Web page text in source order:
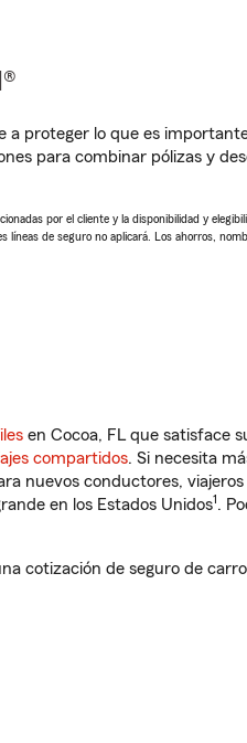
proteger lo que es
para combinar pólizas y
por el cliente y la disponibilidad y
de seguro no aplicará. Los ahorros,
en Cocoa, FL que satisface
compartidos. Si necesita
nuevos conductores,
en los Estados Unidos1.
cotización de seguro de